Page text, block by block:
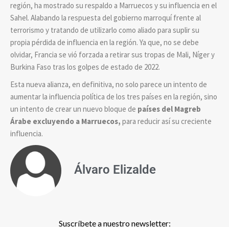
región, ha mostrado su respaldo a Marruecos y su influencia en el
Sahel. Alabando la respuesta del gobierno marroquí frente al
terrorismo y tratando de utilizarlo como aliado para suplir su
propia pérdida de influencia en la región. Ya que, no se debe
olvidar, Francia se vió forzada a retirar sus tropas de Mali, Níger y
Burkina Faso tras los golpes de estado de 2022.
Esta nueva alianza, en definitiva, no solo parece un intento de
aumentar la influencia política de los tres países en la región, sino
un intento de crear un nuevo bloque de países del Magreb
Árabe excluyendo a Marruecos, para reducir así su creciente
influencia.
Álvaro Elizalde
Suscríbete a nuestro newsletter: